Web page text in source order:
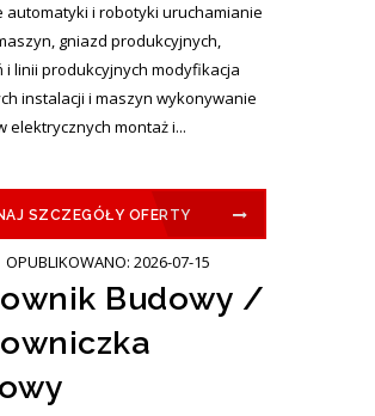
automatyki i robotyki uruchamianie
gniazd produkcyjnych,
i linii produkcyjnych modyfikacja
instalacji i maszyn wykonywanie
elektrycznych montaż i...
SZCZEGÓŁY OFERTY
OPUBLIKOWANO: 2026-07-15
Budowy /